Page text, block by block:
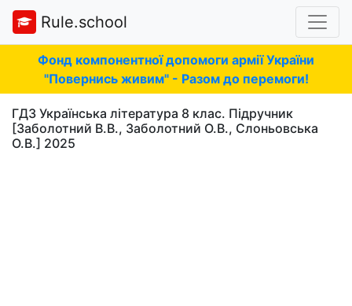
Rule.school
Фонд компонентної допомоги армії України
"Повернись живим" - Разом до перемоги!
ГДЗ Українська література 8 клас. Підручник
[Заболотний В.В., Заболотний О.В., Слоньовська
О.В.] 2025